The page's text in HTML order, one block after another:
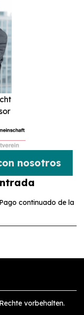
nosotros
Pago continuado de la
vorbehalten.